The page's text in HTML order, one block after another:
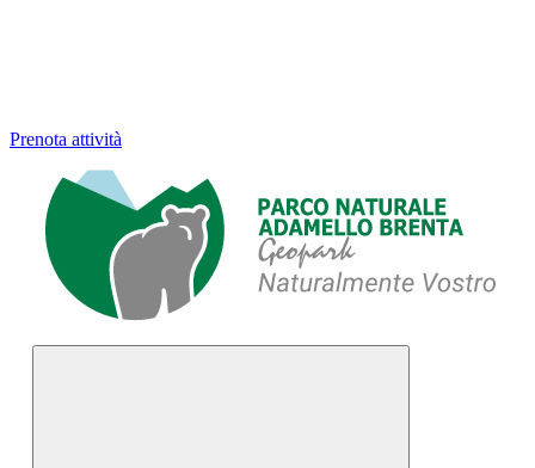
Prenota attività